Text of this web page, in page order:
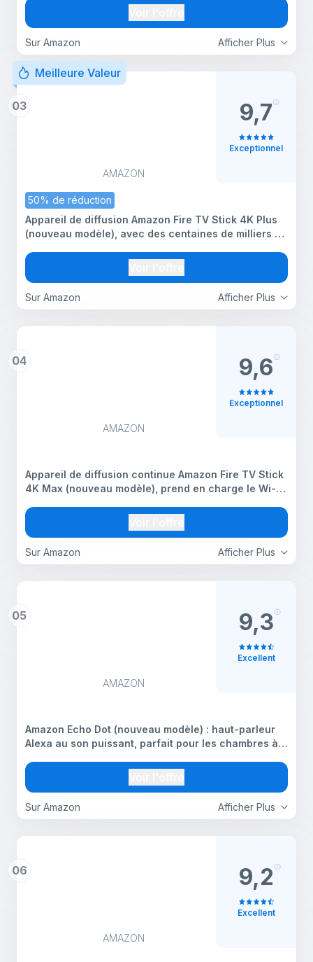
Afficher Plus
Sur Amazon
Alexa+, graphite
Meilleure Valeur
03
AMAZON
50% de réduction
Afficher Plus
Sur Amazon
Appareil de diffusion Amazon Fire TV Stick 4K Plus
(nouveau modèle), avec des centaines de milliers de
Wi-Fi 6 et la télévision en direct et gratuite
9,7
Exceptionnel
04
AMAZON
Afficher Plus
Sur Amazon
Appareil de diffusion continue Amazon Fire TV Stick
4K Max (nouveau modèle), prend en charge le Wi-Fi
satellite, Conçu pour Alexa+
9,6
Exceptionnel
05
AMAZON
Afficher Plus
Sur Amazon
Amazon Echo Dot (nouveau modèle) : haut-parleur
Alexa au son puissant, parfait pour les chambres à
Alexa+ (Blanc glacier)
9,3
Excellent
06
AMAZON
9,2
Excellent